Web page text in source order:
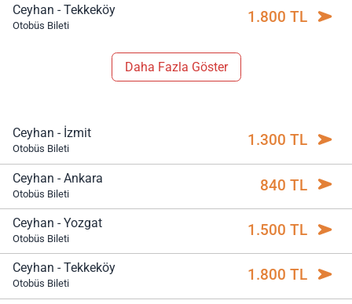
Ceyhan - Tekkeköy
Otobüs Bileti 1.800 TL
Daha Fazla Göster
Ceyhan - İzmit
Otobüs Bileti 1.300 TL
Ceyhan - Ankara
Otobüs Bileti 840 TL
Ceyhan - Yozgat
Otobüs Bileti 1.500 TL
Ceyhan - Tekkeköy
Otobüs Bileti 1.800 TL